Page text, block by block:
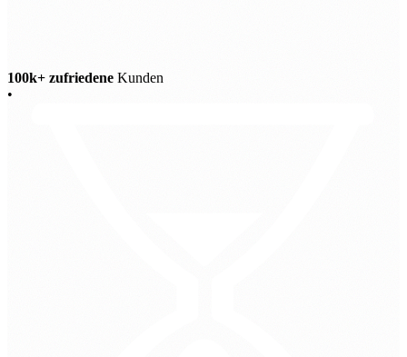
100k+ zufriedene Kunden
•